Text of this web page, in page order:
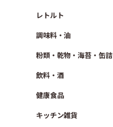
レトルト
調味料・油
粉類・乾物・海苔・缶詰
飲料・酒
健康食品
キッチン雑貨